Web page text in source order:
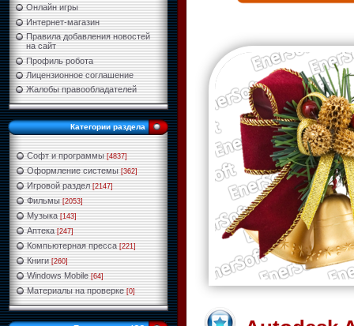
Онлайн игры
Интернет-магазин
Правила добавления новостей
на сайт
Профиль робота
Лицензионное соглашение
Жалобы правообладателей
Категории раздела
Софт и программы [4837]
Оформление системы [362]
Игровой раздел [2147]
Фильмы [2053]
Музыка [143]
Аптека [247]
Компьютерная пресса [221]
Книги [260]
Windows Mobile [64]
Материалы на проверке [0]